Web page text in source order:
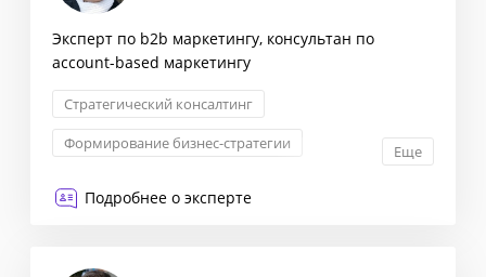
Эксперт по b2b маркетингу, консультан по
account-based маркетингу
Стратегический консалтинг
Формирование бизнес-стратегии
Еще
Подробнее о эксперте